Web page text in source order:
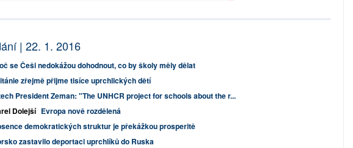
| 22. 1. 2016
se Češi nedokážou dohodnout, co by školy měly dělat
zřejmě přijme tisíce uprchlických dětí
President Zeman: "The UNHCR project for schools about the r...
Dolejší Evropa nově rozdělená
demokratických struktur je překážkou prosperitě
zastavilo deportaci uprchlíků do Ruska